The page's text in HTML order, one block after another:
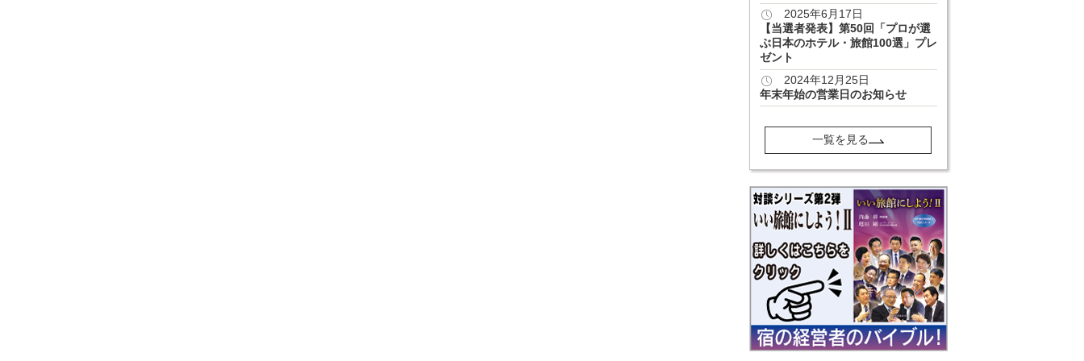
2025年6月17日
【当選者発表】第50回「プロが選
ぶ日本のホテル・旅館100選」プレ
ゼント
2024年12月25日
年末年始の営業日のお知らせ
一覧を見る